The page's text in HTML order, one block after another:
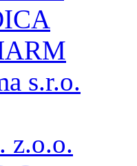
s.r.o.
z.o.o.